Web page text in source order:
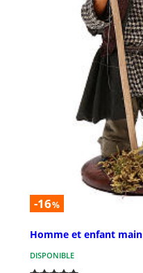
-16%
Homme et enfant
DISPONIBLE